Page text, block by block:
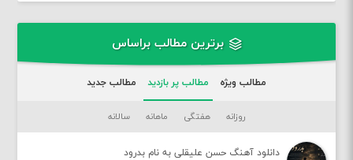
برترین مطالب براساس
مطالب ویژه مطالب پر بازدید مطالب جدید
روزانه هفتگی ماهانه سالانه
دانلود آهنگ حسن علیقلی به نام بدرود